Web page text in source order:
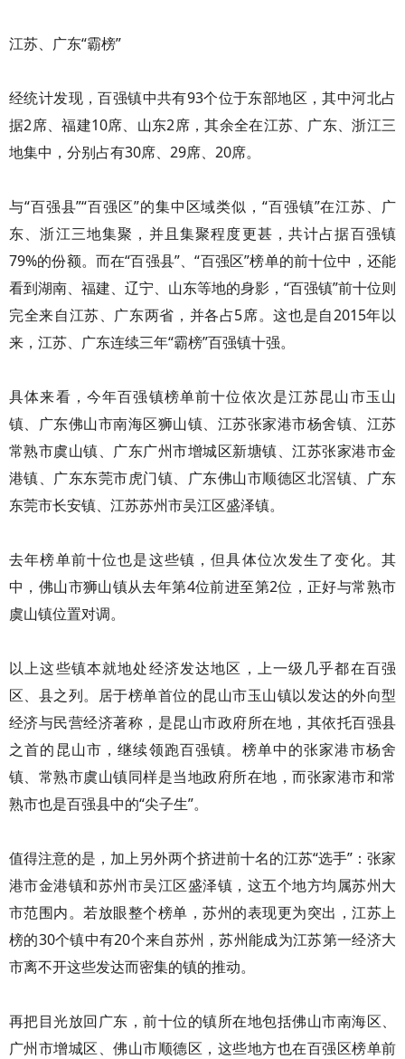
江苏、广东“霸榜”
经统计发现，百强镇中共有93个位于东部地区，其中河北占
据2席、福建10席、山东2席，其余全在江苏、广东、浙江三
地集中，分别占有30席、29席、20席。
与“百强县”“百强区”的集中区域类似，“百强镇”在江苏、广
东、浙江三地集聚，并且集聚程度更甚，共计占据百强镇
79%的份额。而在“百强县”、“百强区”榜单的前十位中，还能
看到湖南、福建、辽宁、山东等地的身影，“百强镇”前十位则
完全来自江苏、广东两省，并各占5席。这也是自2015年以
来，江苏、广东连续三年“霸榜”百强镇十强。
具体来看，今年百强镇榜单前十位依次是江苏昆山市玉山
镇、广东佛山市南海区狮山镇、江苏张家港市杨舍镇、江苏
常熟市虞山镇、广东广州市增城区新塘镇、江苏张家港市金
港镇、广东东莞市虎门镇、广东佛山市顺德区北滘镇、广东
东莞市长安镇、江苏苏州市吴江区盛泽镇。
去年榜单前十位也是这些镇，但具体位次发生了变化。其
中，佛山市狮山镇从去年第4位前进至第2位，正好与常熟市
虞山镇位置对调。
以上这些镇本就地处经济发达地区，上一级几乎都在百强
区、县之列。居于榜单首位的昆山市玉山镇以发达的外向型
经济与民营经济著称，是昆山市政府所在地，其依托百强县
之首的昆山市，继续领跑百强镇。榜单中的张家港市杨舍
镇、常熟市虞山镇同样是当地政府所在地，而张家港市和常
熟市也是百强县中的“尖子生”。
值得注意的是，加上另外两个挤进前十名的江苏“选手”：张家
港市金港镇和苏州市吴江区盛泽镇，这五个地方均属苏州大
市范围内。若放眼整个榜单，苏州的表现更为突出，江苏上
榜的30个镇中有20个来自苏州，苏州能成为江苏第一经济大
市离不开这些发达而密集的镇的推动。
再把目光放回广东，前十位的镇所在地包括佛山市南海区、
广州市增城区、佛山市顺德区，这些地方也在百强区榜单前